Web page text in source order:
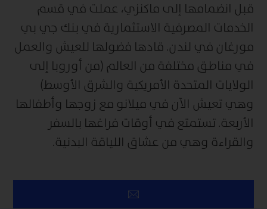
قبل انضمامها إلى ماكنزي، عملت في قسم
الخدمات المصرفية الاستثمارية في بنك جي بي
مورغان في لندن. قادها فضولها للعيش والعمل
في مناطق مختلفة من العالم (من أوروبا إلى
الولايات المتحدة الأمريكية والشرق الأوسط)
وهي تعيش الآن في ميلانو مع زوجها وأطفالها
الأربعة. تستمتع في أوقات فراغها بالسفر
والقراءة وهي من عشاق اللياقة البدنية.